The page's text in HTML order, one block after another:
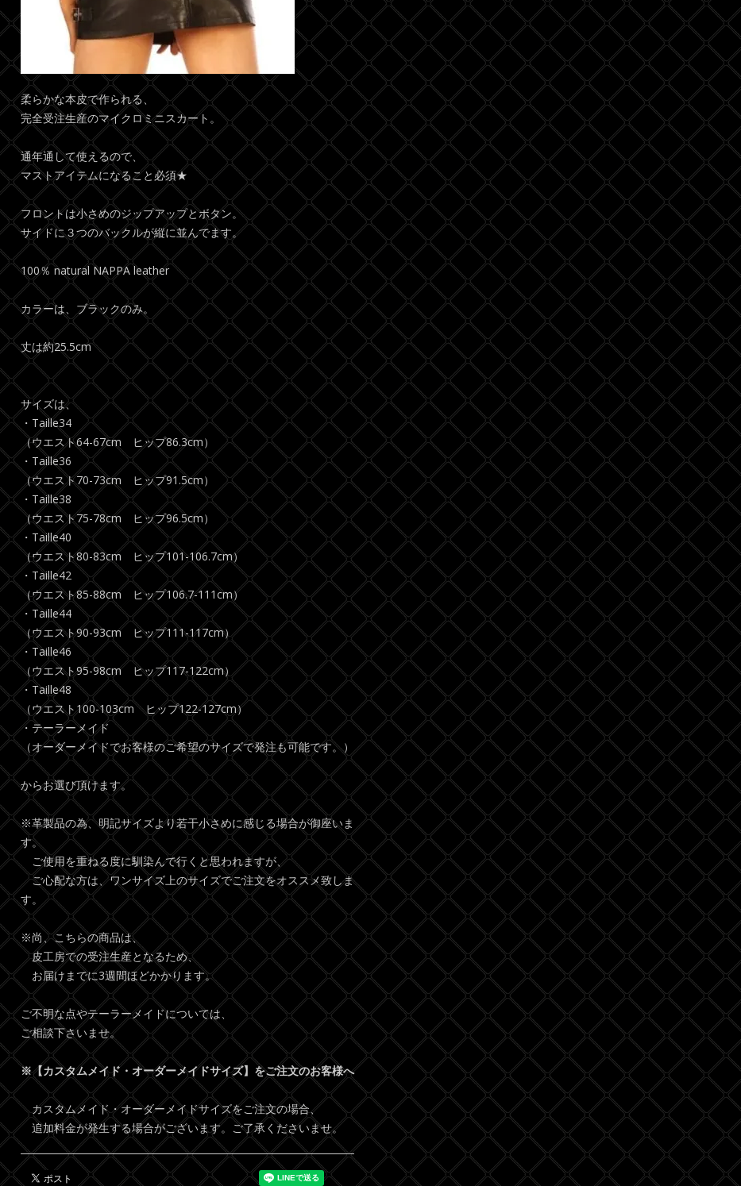
柔らかな本皮で作られる、
完全受注生産のマイクロミニスカート。
通年通して使えるので、
マストアイテムになること必須★
フロントは小さめのジップアップとボタン。
サイドに３つのバックルが縦に並んでます。
100％ natural NAPPA leather
カラーは、ブラックのみ。
丈は約25.5cm
サイズは、
・Taille34
（ウエスト64-67cm ヒップ86.3cm）
・Taille36
（ウエスト70-73cm ヒップ91.5cm）
・Taille38
（ウエスト75-78cm ヒップ96.5cm）
・Taille40
（ウエスト80-83cm ヒップ101-106.7cm）
・Taille42
（ウエスト85-88cm ヒップ106.7-111cm）
・Taille44
（ウエスト90-93cm ヒップ111-117cm）
・Taille46
（ウエスト95-98cm ヒップ117-122cm）
・Taille48
（ウエスト100-103cm ヒップ122-127cm）
・テーラーメイド
（オーダーメイドでお客様のご希望のサイズで発注も可能です。）
からお選び頂けます。
※革製品の為、明記サイズより若干小さめに感じる場合が御座いま
す。
ご使用を重ねる度に馴染んで行くと思われますが、
ご心配な方は、ワンサイズ上のサイズでご注文をオススメ致しま
す。
※尚、こちらの商品は、
皮工房での受注生産となるため、
お届けまでに3週間ほどかかります。
ご不明な点やテーラーメイドについては、
ご相談下さいませ。
※【カスタムメイド・オーダーメイドサイズ】をご注文のお客様へ
カスタムメイド・オーダーメイドサイズをご注文の場合、
追加料金が発生する場合がございます。ご了承くださいませ。